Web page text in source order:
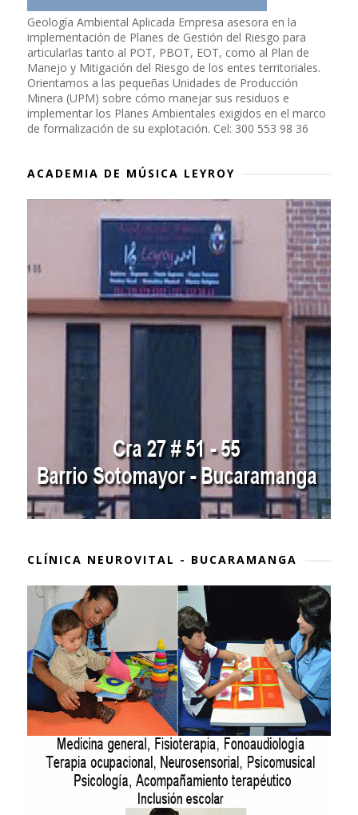
Geología Ambiental Aplicada Empresa asesora en la
implementación de Planes de Gestión del Riesgo para
articularlas tanto al POT, PBOT, EOT, como al Plan de
Manejo y Mitigación del Riesgo de los entes territoriales.
Orientamos a las pequeñas Unidades de Producción
Minera (UPM) sobre cómo manejar sus residuos e
implementar los Planes Ambientales exigidos en el marco
de formalización de su explotación. Cel: 300 553 98 36
ACADEMIA DE MÚSICA LEYROY
CLÍNICA NEUROVITAL - BUCARAMANGA